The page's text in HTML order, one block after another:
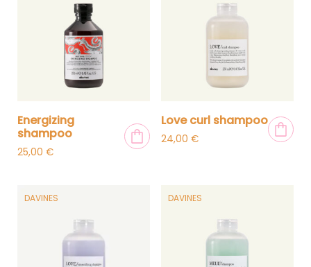
energizing
shampoo
25,00 €
love curl shampoo
24,00 €
DAVINES DAVINES